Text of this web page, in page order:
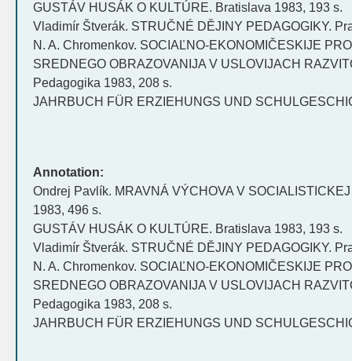
GUSTÁV HUSÁK O KULTÚRE. Bratislava 1983, 193 s.
Vladimír Štverák. STRUČNÉ DĚJINY PEDAGOGIKY.
N. A. Chromenkov. SOCIAĽNO-EKONOMIČESKIJE
SREDNEGO OBRAZOVANIJA V USLOVIJACH
Pedagogika 1983, 208 s.
JAHRBUCH FÜR ERZIEHUNGS UND
Annotation:
Ondrej Pavlík. MRAVNÁ VÝCHOVA V
1983, 496 s.
GUSTÁV HUSÁK O KULTÚRE. Bratislava 1983, 193 s.
Vladimír Štverák. STRUČNÉ DĚJINY PEDAGOGIKY.
N. A. Chromenkov. SOCIAĽNO-EKONOMIČESKIJE
SREDNEGO OBRAZOVANIJA V USLOVIJACH
Pedagogika 1983, 208 s.
JAHRBUCH FÜR ERZIEHUNGS UND